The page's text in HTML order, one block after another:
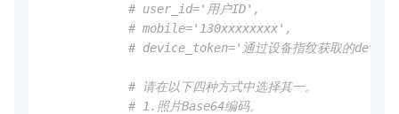
# user_id='用户ID',
# mobile='130xxxxxxxx',
# device_token='通过设备指纹获取的
# 请在以下四种方式中选择其一。
# 1.照片Base64编码。